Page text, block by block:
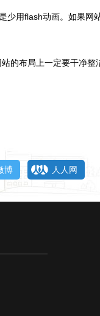
用flash动画。如果网
布局上一定要干净整
博 人人网